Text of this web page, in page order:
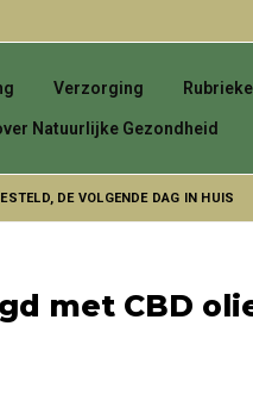
Verzorging
Natuurlijke Gezondheid
DE VOLGENDE DAG IN HUIS
met CBD